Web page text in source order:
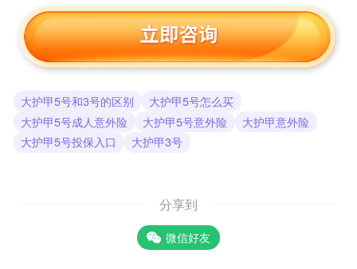
大护甲5号和3号的区别
大护甲5号怎么买
大护甲5号成人意外险
大护甲5号意外险
大护甲意外险
大护甲5号投保入口
大护甲3号
分享到
微信好友